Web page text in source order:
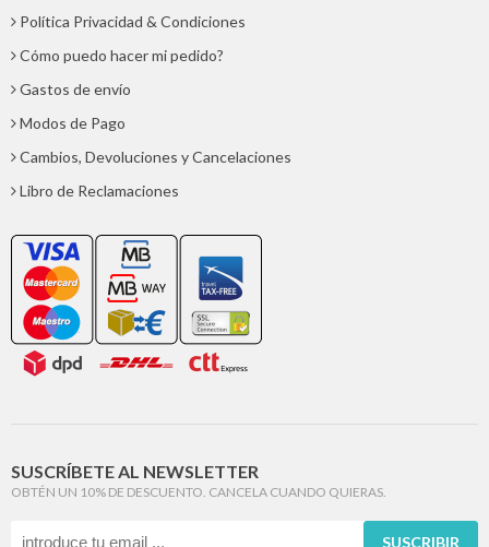
Política Privacidad & Condiciones
Cómo puedo hacer mi pedido?
Gastos de envío
Modos de Pago
Cambios, Devoluciones y Cancelaciones
Libro de Reclamaciones
SUSCRÍBETE AL NEWSLETTER
OBTÉN UN 10% DE DESCUENTO. CANCELA CUANDO QUIERAS.
SUSCRIBIR